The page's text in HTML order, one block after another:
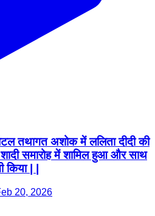
तथागत अशोक में ललिता दीदी की
समारोह में शामिल हुआ और साथ
किया | |
20, 2026